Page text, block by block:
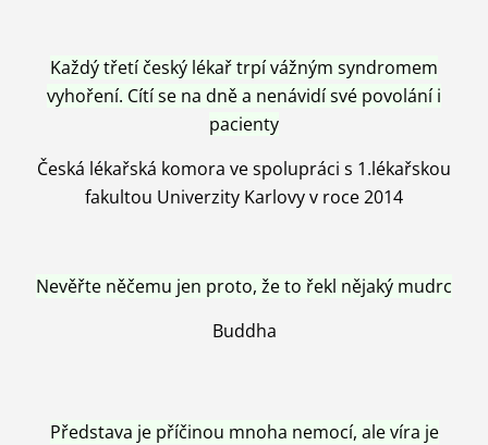
Každý třetí český lékař trpí vážným syndromem
vyhoření. Cítí se na dně a nenávidí své povolání i
pacienty
Česká lékařská komora ve spolupráci s 1.lékařskou
fakultou Univerzity Karlovy v roce 2014
Nevěřte něčemu jen proto, že to řekl nějaký mudrc
Buddha
Představa je příčinou mnoha nemocí, ale víra je